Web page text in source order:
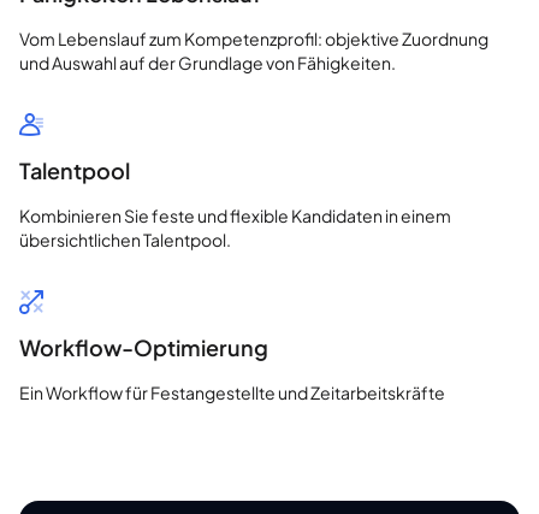
Vom Lebenslauf zum Kompetenzprofil: objektive Zuordnung
und Auswahl auf der Grundlage von Fähigkeiten.
Talentpool
Kombinieren Sie feste und flexible Kandidaten in einem
übersichtlichen Talentpool.
Workflow-Optimierung
Ein Workflow für Festangestellte und Zeitarbeitskräfte